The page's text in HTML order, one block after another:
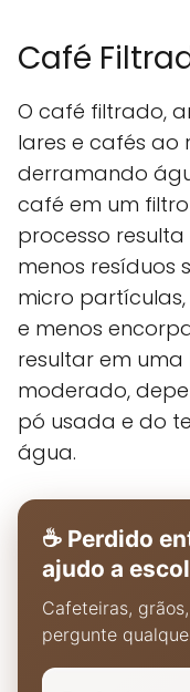
Café
O café filtrado,
lares e cafés ao
derramando
café em um
processo
menos resíduos
micro
e menos
resultar em
moderado,
pó usada e do
água.
☕ Perdido
ajudo a
Cafeteiras,
pergunte